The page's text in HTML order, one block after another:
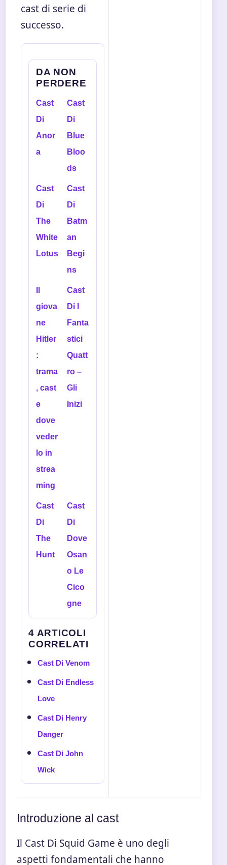
cast di serie di
successo.
DA NON
PERDERE
Cast
Di
Anor
a
Cast
Di
Blue
Bloo
ds
Cast
Di
The
White
Lotus
Cast
Di
Batm
an
Begi
ns
giova
ne
Hitler
:
trama
, cast
e
dove
veder
lo in
strea
ming
Cast
Di I
Fanta
stici
Quatt
ro –
Gli
Inizi
Cast
Di
The
Hunt
Cast
Di
Dove
Osan
o Le
Cico
gne
4 ARTICOLI
CORRELATI
Cast Di Venom
Cast Di Endless
Love
Cast Di Henry
Danger
Cast Di John
Wick
Introduzione al cast
Il Cast Di Squid Game è uno degli
aspetti fondamentali che hanno